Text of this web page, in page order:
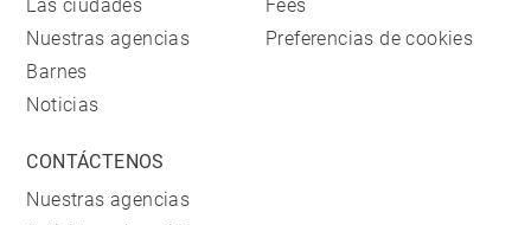
Las ciudades
Nuestras agencias
Barnes
Noticias
Fees
Preferencias de cookies
CONTÁCTENOS
Nuestras agencias